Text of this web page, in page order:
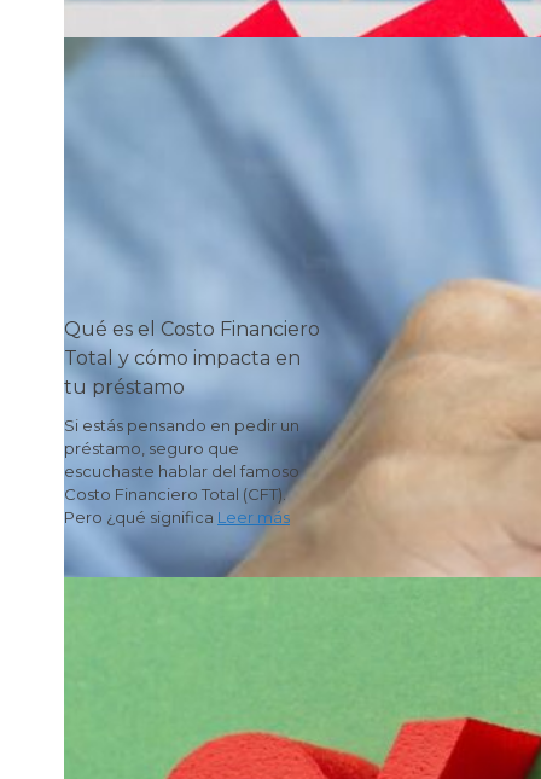
Qué es el Costo Financiero
Total y cómo impacta en
tu préstamo
Si estás pensando en pedir un
préstamo, seguro que
escuchaste hablar del famoso
Costo Financiero Total (CFT).
Pero ¿qué significa Leer más